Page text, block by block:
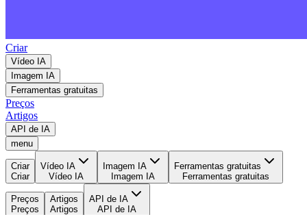
Criar
Vídeo IA
Imagem IA
Ferramentas gratuitas
Preços
Artigos
API de IA
menu
Criar
Criar
Vídeo IA
Vídeo IA
Imagem IA
Imagem IA
Ferramentas gratuitas
Ferramentas gratuitas
Preços
Preços
Artigos
Artigos
API de IA
API de IA